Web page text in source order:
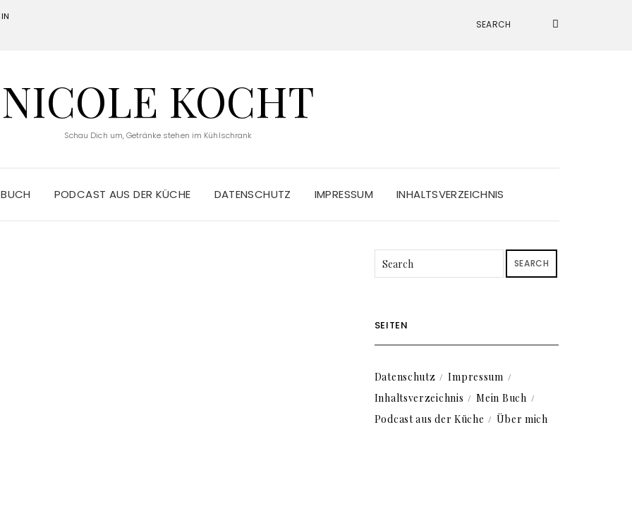
NICOLE KOCHT
Schau Dich um, Getränke stehen im Kühlschrank
PODCAST AUS DER KÜCHE DATENSCHUTZ IMPRESSUM INHALTSVERZEICHNIS
SEARCH
SEITEN
Datenschutz
Impressum
Inhaltsverzeichnis
Mein Buch
Podcast aus der Küche
Über mich